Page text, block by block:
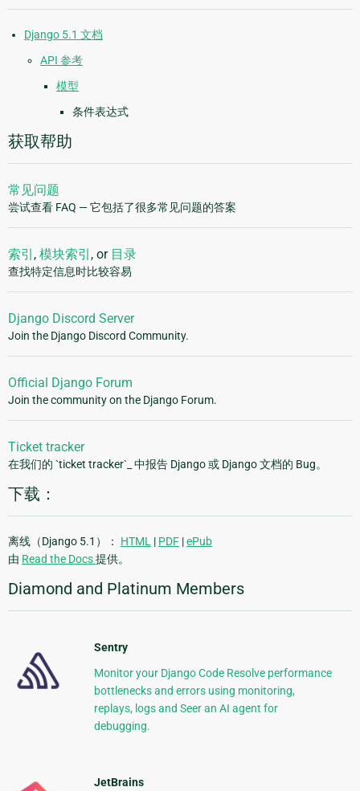
Django 5.1 文档
API 参考
模型
条件表达式
获取帮助
常见问题
尝试查看 FAQ — 它包括了很多常见问题的答案
索引 , 模块索引 , or 目录
查找特定信息时比较容易
Django Discord Server
Join the Django Discord Community.
Official Django Forum
Join the community on the Django Forum.
Ticket tracker
在我们的 `ticket tracker`_ 中报告 Django 或 Django 文档的 Bug。
下载：
离线（Django 5.1）： HTML | PDF |ePub
由 Read the Docs提供。
Diamond and Platinum Members
Sentry
Monitor your Django Code Resolve performance
bottlenecks and errors using monitoring,
replays, logs and Seer an AI agent for
debugging.
JetBrains